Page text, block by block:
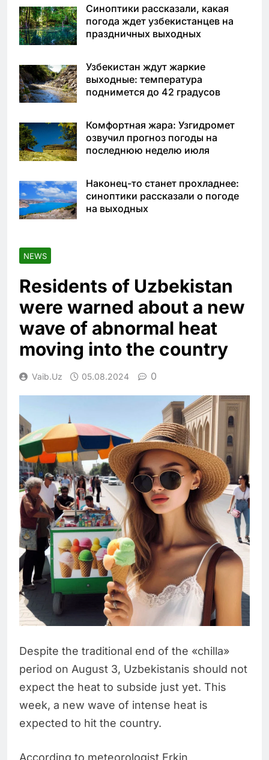
Синоптики рассказали, какая
погода ждет узбекистанцев на
праздничных выходных
Узбекистан ждут жаркие
выходные: температура
поднимется до 42 градусов
Комфортная жара: Узгидромет
озвучил прогноз погоды на
последнюю неделю июля
Наконец-то станет прохладнее:
синоптики рассказали о погоде
на выходных
NEWS
Residents of Uzbekistan
were warned about a new
wave of abnormal heat
moving into the country
Vaib.uz 05.08.2024 0
Despite the traditional end of the «chilla»
period on August 3, Uzbekistanis should not
expect the heat to subside just yet. This
week, a new wave of intense heat is
expected to hit the country.
According to meteorologist Erkin